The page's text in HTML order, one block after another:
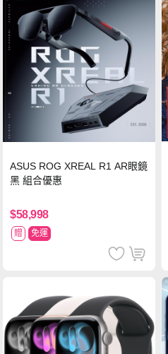
ASUS ROG XREAL R1 AR眼鏡
黑 組合優惠
$58,998
贈 免運